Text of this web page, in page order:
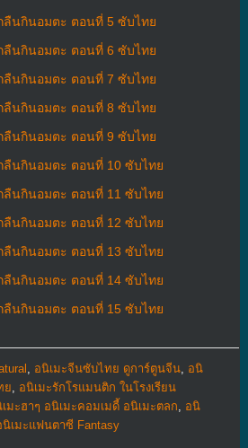
ลืนกินอมตะ ตอนที่ 5 ซับไทย
ลืนกินอมตะ ตอนที่ 6 ซับไทย
ลืนกินอมตะ ตอนที่ 7 ซับไทย
ลืนกินอมตะ ตอนที่ 8 ซับไทย
ลืนกินอมตะ ตอนที่ 9 ซับไทย
ลืนกินอมตะ ตอนที่ 10 ซับไทย
ลืนกินอมตะ ตอนที่ 11 ซับไทย
ลืนกินอมตะ ตอนที่ 12 ซับไทย
ลืนกินอมตะ ตอนที่ 13 ซับไทย
ลืนกินอมตะ ตอนที่ 14 ซับไทย
ลืนกินอมตะ ตอนที่ 15 ซับไทย
อนิเมะจีนซับไทย ดูการ์ตูนจีน, อนิ
ย
อนิเมะรักโรแมนติก ในโรงเรียน
มะฮาๆ อนิเมะคอมเมดี้ อนิเมะตลก
อนิ
นิเมะแฟนตาซี Fantasy